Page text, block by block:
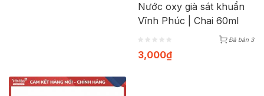
Nước oxy già sát khuẩn
Vĩnh Phúc | Chai 60ml
Đã bán 3
3,000₫